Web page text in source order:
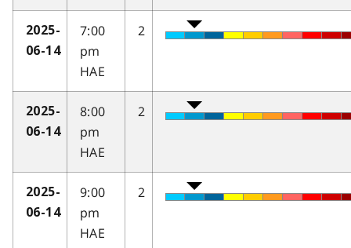
2025-
06-14
7:00
pm
HAE
2
2025-
06-14
8:00
pm
HAE
2
2025-
06-14
9:00
pm
HAE
2